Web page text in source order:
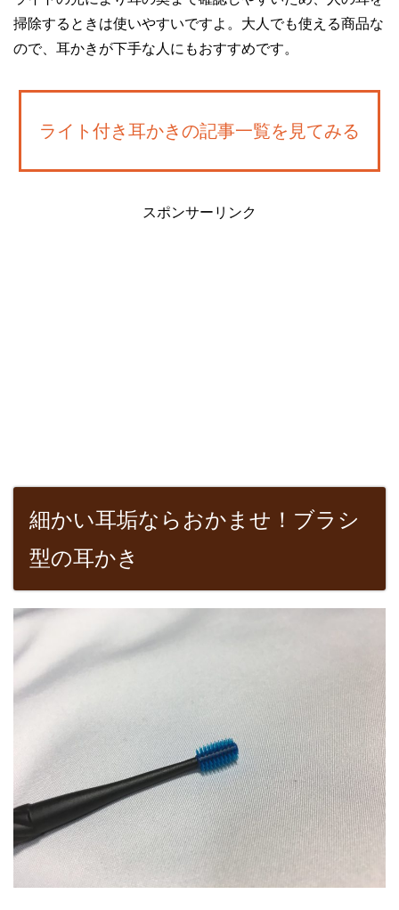
掃除するときは使いやすいですよ。大人でも使える商品な
ので、耳かきが下手な人にもおすすめです。
ライト付き耳かきの記事一覧を見てみる
スポンサーリンク
細かい耳垢ならおかませ！ブラシ
型の耳かき